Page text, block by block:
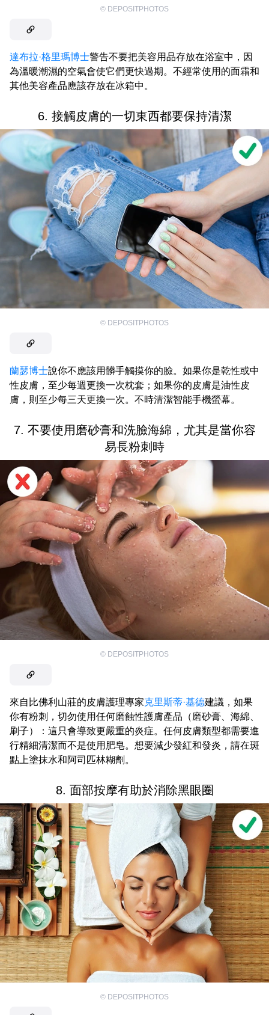
© DEPOSITPHOTOS
達布拉·格里瑪博士警告不要把美容用品存放在浴室中，因
為溫暖潮濕的空氣會使它們更快過期。不經常使用的面霜和
其他美容產品應該存放在冰箱中。
6. 接觸皮膚的一切東西都要保持清潔
© DEPOSITPHOTOS
蘭瑟博士說你不應該用髒手觸摸你的臉。如果你是乾性或中
性皮膚，至少每週更換一次枕套；如果你的皮膚是油性皮
膚，則至少每三天更換一次。不時清潔智能手機螢幕。
7. 不要使用磨砂膏和洗臉海綿，尤其是當你容
易長粉刺時
© DEPOSITPHOTOS
來自比佛利山莊的皮膚護理專家克里斯蒂·基德建議，如果
你有粉刺，切勿使用任何磨蝕性護膚產品（磨砂膏、海綿、
刷子）：這只會導致更嚴重的炎症。任何皮膚類型都需要進
行精細清潔而不是使用肥皂。想要減少發紅和發炎，請在斑
點上塗抹水和阿司匹林糊劑。
8. 面部按摩有助於消除黑眼圈
© DEPOSITPHOTOS